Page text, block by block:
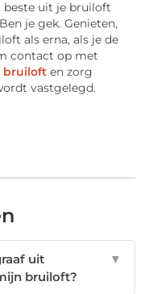
beste uit je bruiloft
je gek. Genieten,
als erna, als je de
contact op met
bruiloft en zorg
vastgelegd.
uit
bruiloft?
▼